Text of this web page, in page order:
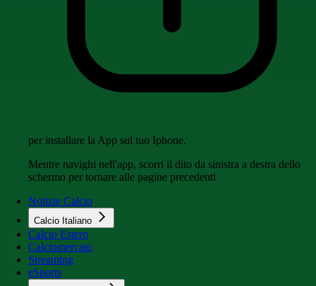
per installare la App sul tuo Iphone.
Mentre navighi nell'app, scorri il dito da sinistra a destra dello
schermo per tornare alle pagine precedenti
Notizie Calcio
Calcio Italiano
Calcio Estero
Calciomercato
Streaming
eSports